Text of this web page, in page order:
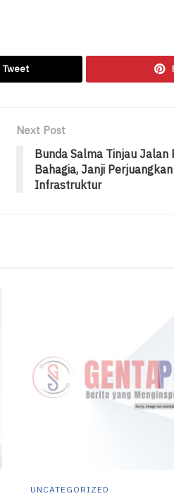
Tweet
Next Post
Bunda Salma Tinjau Jalan
Bahagia, Janji
Infrastruktur
UNCATEGORIZED